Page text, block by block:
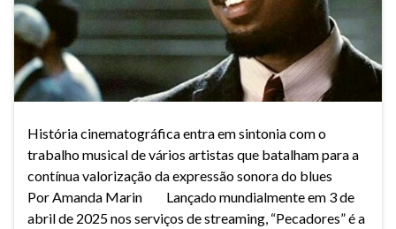
História cinematográfica entra em sintonia com o
trabalho musical de vários artistas que batalham para a
contínua valorização da expressão sonora do blues
Por Amanda Marin Lançado mundialmente em 3 de
abril de 2025 nos serviços de streaming, “Pecadores” é a